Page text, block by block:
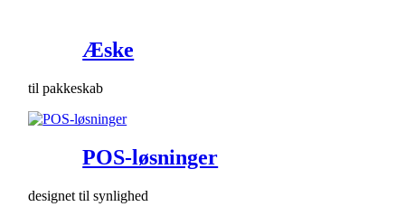
Æske
til pakkeskab
POS-løsninger
designet til synlighed